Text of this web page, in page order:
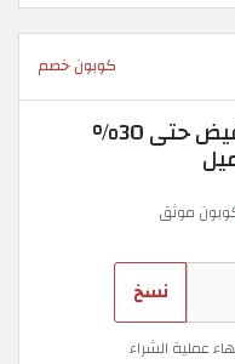
كوبون خصم
كود ستايلي السعودية: تخفيض حتى 30%
موثق
نسخ
عملية الشراء